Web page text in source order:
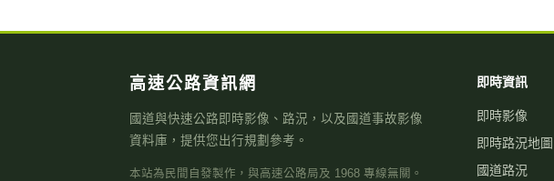
高速公路資訊網
國道與快速公路即時影像、路況，以及國道事故影像
資料庫，提供您出行規劃參考。
本站為民間自發製作，與高速公路局及 1968 專線無關。
即時資訊
即時影像
即時路況地圖
國道路況